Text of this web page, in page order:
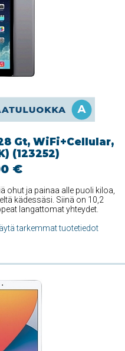
Gt, WiFi+Cellular,
(123252)
€
ohut ja painaa alle puoli kiloa,
kädessäsi. Siinä on 10,2
langattomat yhteydet.
tarkemmat tuotetiedot